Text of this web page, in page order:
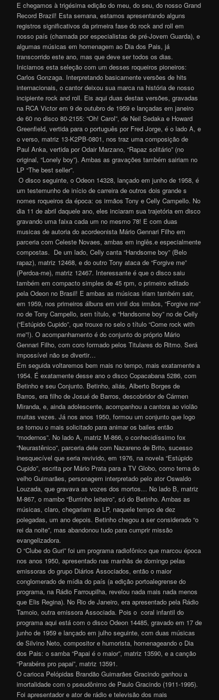
E chegamos à trigésima edição do meu, do seu, do nosso Grand
Record Brazil! Esta semana, estamos apresentando alguns
registros significativos da primeira fase do rock and roll em
nosso país (chamada por especialistas de pré-Jovem Guarda), e
algumas músicas em homenagem ao Dia dos Pais, já
transcorrido este ano, mas que deve ser todos os dias.
Iniciamos esta seleção com um desses roqueiros pioneiros:
Carlos Gonzaga. Interpretando basicamente versões de hits
internacionais, o cantor deixou sua marca na história de nosso
incipiente rock and roll. Eis aqui duas destas versões, gravadas
na RCA Victor em 9 de outubro de 1959 e lançadas em janeiro
de 60 no disco 80-2155: “Oh! Carol”, de Neil Sedaka e Howard
Greenfield, vertida para o português por Fred Jorge, é o lado A, e
o verso, matriz 13-K2PB-0801, nos traz uma composição de
Paul Anka, vertida por Odair Marzano, “Rapaz solitário” (no
original, “Lonely boy”). Ambas as gravações também sairiam no
LP “The best seller”.
O disco seguinte, o Odeon 14328, lançado em junho de 1958, é
um testemunho de início de carreira de outros dois grande s
nomes roqueiros da época: os irmãos Tony e Celly Campello. No
dia 11 de abril daquele ano, eles inciaram sua trajetória em disco
gravando uma faixa cada um no mesmo 78! E com duas
musicas de autoria do acordeonista Mário Gennari Filho em
parceria com Celeste Novaes, ambas em inglês.e especialmente
compostas. De um lado, Celly canta “Handsome boy” (Belo
rapaz), matriz 12468, e do outro Tony ataca de “Forgive me”
(Perdoa-me), matriz 12467. Interessante é que o disco saiu
também em compacto simples de 45 rpm, o primeiro editado
pela Odeon no Brasil! E ambas as músicas iriam também sair,
em 1959, nos primeiros álbuns em vinil dos irmãos, “Forgive me”
no de Tony Campello, sem título, e “Handsome boy” no de Celly
(“Estúpido Cupido”, que trouxe no selo o título “Come rock with
me”!). O acompanhamento é do conjunto do próprio Mário
Gennari Filho, com coro formado pelos Titulares do Ritmo. Será
impossível não se divertir…
Em seguida voltaremos bem mais no tempo, mais exatamente a
1954. É exatamente desse ano o disco Copacabana 5286, com
Betinho e seu Conjunto. Betinho, aliás, Alberto Borges de
Barros, era filho de Josué de Barros, descobridor de Cármen
Miranda, e, ainda adolescente, acompanhou a cantora ao violão
muitas vezes. Já nos anos 1950, formou um conjunto que logo
se tornou o mais solicitado para animar os bailes então
“modernos”. No lado A, matriz M-866, o conhecidíssimo fox
“Neurastênico”, parceria dele com Nazareno de Brito, sucesso
inesquecível que seria revivido, em 1976, na novela “Estúpido
Cupido”, escrita por Mário Prata para a TV Globo, como tema do
velho Guimarães, personagem interpretado pelo ator Oswaldo
Louzada, que gravava as vozes dos mortos… No lado B, matriz
M-867, o mambo “Burrinho leiteiro”, só do Betinho. Ambas as
músicas, claro, chegariam ao LP, naquele tempo de dez
polegadas, um ano depois. Betinho chegou a ser considerado “o
rei da noite”, mas abandonou tudo para cumprir missão
evangelizadora.
O “Clube do Guri” foi um programa radiofônico que marcou época
nos anos 1950, apresentado nas manhãs de domingo pelas
emissoras do grupo Diários Associados, então o maior
conglomerado de mídia do país (a edição portoalegrense do
programa, na Rádio Farroupilha, revelou nada mais nada menos
que Elis Regina). No Rio de Janeiro, era apresentado pela Rádio
Tamoio, outra emissora Associada. Pois o coral infantil do
programa aqui está com o disco Odeon 14485, gravado em 17 de
junho de 1959 e lançado em julho seguinte, com duas músicas
de Silvino Neto, compositor e humorista, homenageando o Dia
dos Pais: o samba “Papai é o maior”, matriz 13590, e a canção
“Parabéns pro papai”, matriz 13591.
O carioca Pelópidas Brandão Guimarães Gracindo ganhou a
imortalidade com o pseudônimo de Paulo Gracindo (1911-1995).
Foi apresentador e ator de rádio e televisão dos mais